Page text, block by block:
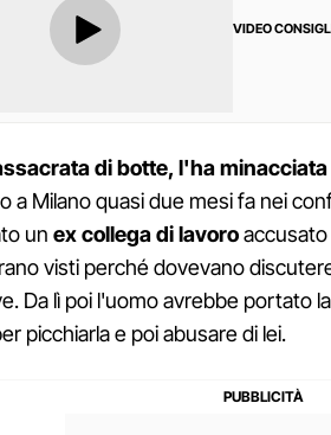
VIDEO
di botte, l'ha
a Milano quasi due mesi fa nei
un ex collega di lavoroaccusato
visti perché dovevano
Da lì poi l'uomo avrebbe portato
picchiarla e poi abusare di lei.